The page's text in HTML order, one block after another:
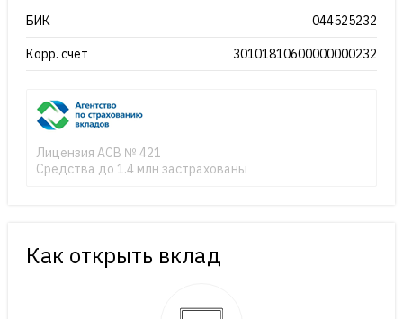
БИК 044525232
Корр. счет 30101810600000000232
Лицензия АСВ № 421
Средства до 1.4 млн застрахованы
Как открыть вклад